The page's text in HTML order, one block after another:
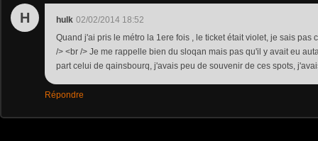
H hulk 02/02/2014 18:52
Quand j'ai pris le métro la 1ere fois , le ticket était violet, je sais pas
/> <br /> Je me rappelle bien du sloqan mais pas qu'il y avait eu
part celui de qainsbourq, j'avais peu de souvenir de ces spots,
Répondre